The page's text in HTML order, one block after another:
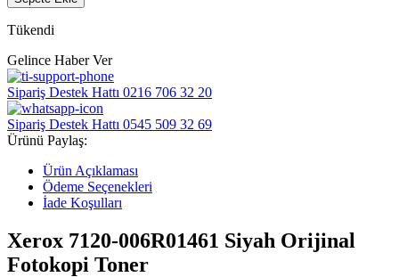
Tükendi
Gelince Haber Ver
Sipariş Destek Hattı 0216 706 32 20
Sipariş Destek Hattı 0545 509 32 69
Ürünü Paylaş:
Ürün Açıklaması
Ödeme Seçenekleri
İade Koşulları
Xerox 7120-006R01461 Siyah Orijinal
Fotokopi Toner